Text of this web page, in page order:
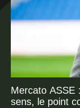
Mercato ASSE
sens, le point